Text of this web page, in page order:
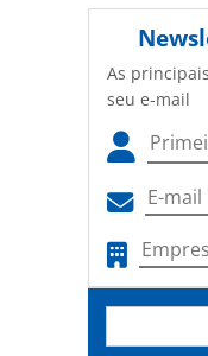
As
seu e-mail